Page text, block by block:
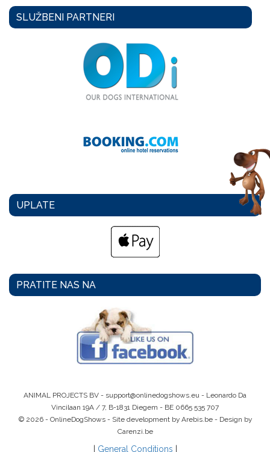
SLUŽBENI PARTNERI
UPLATE
PRATITE NAS NA
ANIMAL PROJECTS BV - support@onlinedogshows.eu - Leonardo Da
Vincilaan 19A / 7, B-1831 Diegem - BE 0665 535 707
© 2026 - OnlineDogShows - Site development by Arebis.be - Design by
Carenzi.be
General Conditions